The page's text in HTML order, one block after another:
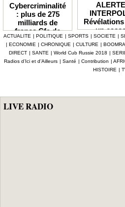
Cybercriminalité
: plus de 275
milliards de
francs Cfa de
pertes
enregistrées en
Afrique depuis
2024 (Interpol)
ALERTE
un
numérique
milliards F
ciblant
secteur
au
ACTUALITE | POLITIQUE | SPORTS | SOCIETE |
| ECONOMIE | CHRONIQUE | CULTURE |
DIRECT | SANTE | World Cub Russie 2018 |
Radios d’Ici et d’Ailleurs | Santé | Contribution |
HISTOIRE |
LIVE RADIO